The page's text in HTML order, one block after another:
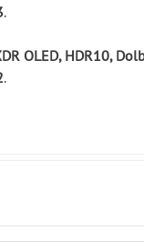
.
OLED, HDR10,
.